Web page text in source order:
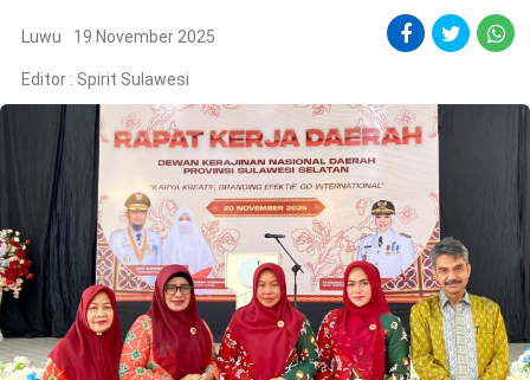
Copyright
2026
Spirit
Sulawesi
Luwu 19 November 2025
Editor : Spirit Sulawesi